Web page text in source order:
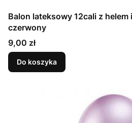
Balon lateksowy 12cali z helem
czerwony
Cena
9,00 zł
Do koszyka